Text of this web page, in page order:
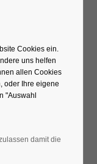
&
den
Cookies ein.
uns helfen
allen Cookies
oder Ihre eigene
"Auswahl
damit die